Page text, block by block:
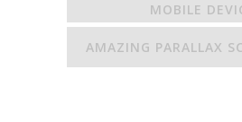
MOBILE
AMAZING PARALLAX